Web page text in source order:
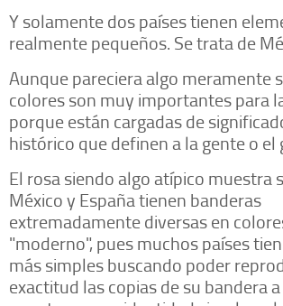
Y solamente dos países tienen
realmente pequeños. Se trata de
Aunque pareciera algo meramente
colores son muy importantes para
porque están cargadas de
histórico que definen a la gente o el
El rosa siendo algo atípico muestra
México y España tienen banderas
extremadamente diversas en
"moderno", pues muchos países
más simples buscando poder
exactitud las copias de su bandera